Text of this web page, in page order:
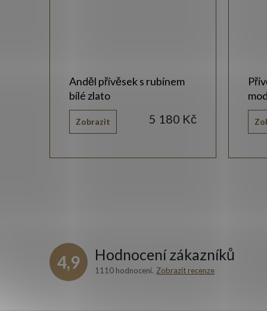
Anděl přívěsek s rubínem
bílé zlato
5 180 Kč
Zobrazit
4,9 Hodnocení zákazníků
1110 hodnocení Zobrazit recenze